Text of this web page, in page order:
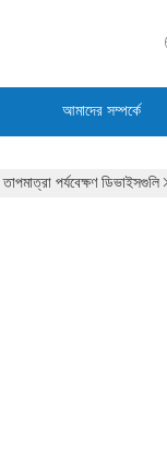
আমাদের সম্পর্কে
পর্যবেক্ষণ ডিভাইসগুলি